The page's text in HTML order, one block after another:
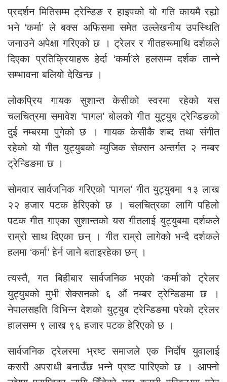
प्रदर्शन मितिसम्म ट्रेन्डिङ र हाइपको यो गति कायमै रह्यो
भने ‘कर्मा’ ले बक्स अफिसमा समेत उल्लेखनीय उपस्थिति
जनाउने अपेक्षा गरिएको छ । ट्रेलर र गीतहरूमाथि दर्शकले
दिएका प्रतिक्रियाहरू हेर्दा ‘कर्मा’ले हलसम्म दर्शक तान्ने
सम्भावना बलियो देखिन्छ ।
लोकप्रिय गायक सुशान्त केसीको स्वरमा रहेको यस
चलचित्रमा समावेश ‘पागल’ बोलको गीत युट्युब ट्रेन्डिङको
दुई नम्बरमा पुगेको छ । गायक केसीकै शब्द तथा संगीत
रहेको यो गीत युट्युबको म्युजिक सेक्सन अन्तर्गत २ नम्बर
ट्रेन्डिङमा छ ।
सोमवार सार्वजनिक गरिएको ‘पागल’ गीत युट्युबमा १३ लाख
२२ हजार पटक हेरिएको छ । चलचित्रका लागि पहिलो
पटक गीत गाएका सुशान्तको यस गीतलाई युट्युबमा दर्शकले
राम्रो साथ दिएका छन् । गीत राम्रो लागेको भन्दै दर्शकले
हलमा ‘कर्मा’ हेर्न जाने बताइरहेका छन् ।
त्यस्तै, गत बिहीबार सार्वजनिक भएको ‘कर्मा’को ट्रेलर
युट्युबको मुभी सेक्सनको ६ औं नम्बर ट्रेन्डिङमा छ ।
नेपालसहति विभिन्न देशको युट्युब ट्रेन्डिङमा परेको ट्रेलर
हालसम्म ९ लाख ९६ हजार पटक हेरिएको छ ।
सार्वजनिक ट्रेलरमा भ्रष्ट समाजले एक निर्दोष युवालाई
कसरी अपराधी बनाउँछ भन्ने प्रष्ट पारिएको छ । आफ्नो